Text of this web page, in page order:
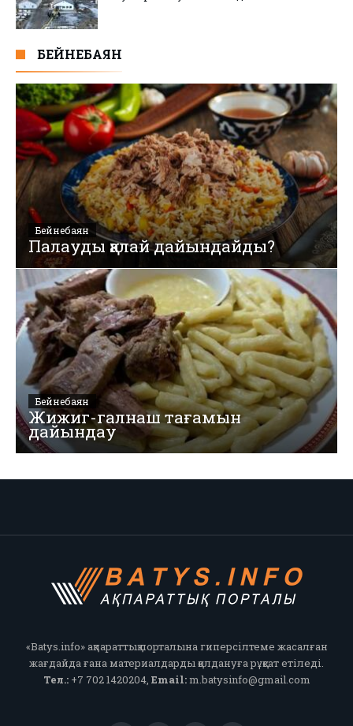
БЕЙНЕБАЯН
Бейнебаян
Палауды қалай дайындайды?
Бейнебаян
Жижиг-галнаш тағамын
дайындау
«Batys.info» ақпараттық порталына гиперсілтеме жасалған
жағдайда ғана материалдарды қолдануға рұқсат етіледі.
Тел.:+7 702 1420204, Email:m.batysinfo@gmail.com